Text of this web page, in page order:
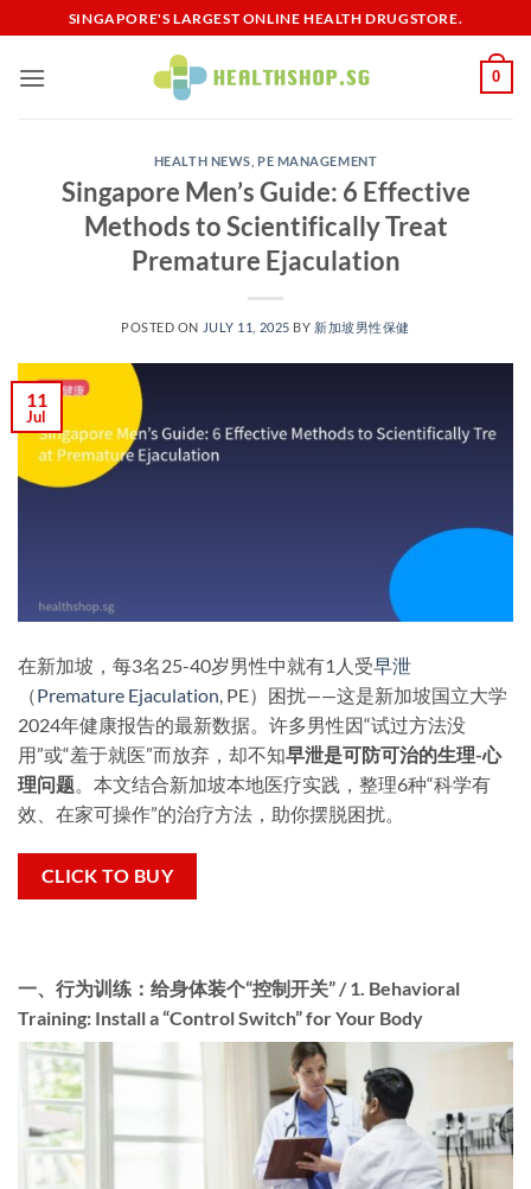
to
content
SINGAPORE'S LARGEST ONLINE HEALTH DRUGSTORE.
0
HEALTH NEWS PE MANAGEMENT
Singapore Men’s Guide: 6 Effective
Methods to Scientifically Treat
Premature Ejaculation
POSTED ON JULY 11, 2025 BY 新加坡男性保健​
11
Jul
在新加坡，每3名25-40岁男性中就有1人受早泄
（Premature Ejaculation, PE）困扰——这是新加坡国立大学
2024年健康报告的最新数据。许多男性因“试过方法没
用”或“羞于就医”而放弃，却不知早泄是可防可治的生理-心
理问题。本文结合新加坡本地医疗实践，整理6种“科学有
效、在家可操作”的治疗方法，助你摆脱困扰。
CLICK TO BUY
一、行为训练：给身体装个“控制开关” / 1. Behavioral
Training: Install a “Control Switch” for Your Body